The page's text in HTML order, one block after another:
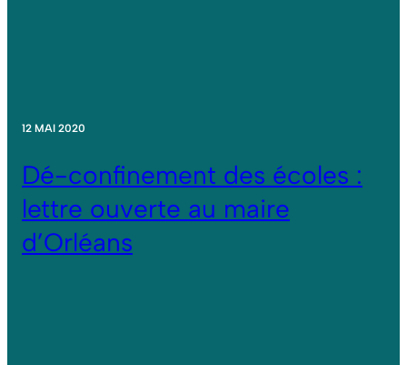
12 MAI 2020
Dé-confinement des écoles :
lettre ouverte au maire
d’Orléans